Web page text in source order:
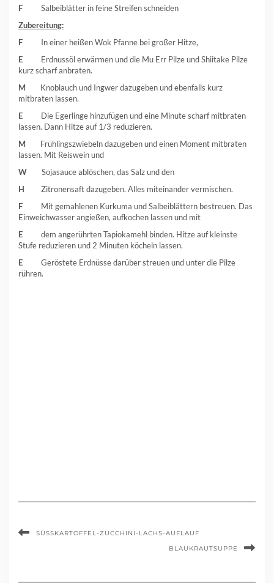
F Salbeiblätter in feine Streifen schneiden
Zubereitung:
F In einer heißen Wok Pfanne bei großer Hitze,
E Erdnussöl erwärmen und die Mu Err Pilze und Shiitake Pilze
kurz scharf anbraten.
M
Knoblauch und Ingwer dazugeben und ebenfalls kurz
mitbraten lassen.
E Die Egerlinge hinzufügen und eine Minute scharf mitbraten
lassen. Dann Hitze auf 1/3 reduzieren.
M
Frühlingszwiebeln dazugeben und einen Moment mitbraten
lassen. Mit Reiswein und
W Sojasauce ablöschen, das Salz und den
H Zitronensaft dazugeben. Alles miteinander vermischen.
F Mit gemahlenen Kurkuma und Salbeiblättern bestreuen. Das
Einweichwasser angießen, aufkochen lassen und mit
E dem angerührten Tapiokamehl binden. Hitze auf kleinste
Stufe reduzieren und 2 Minuten köcheln lassen.
E Geröstete Erdnüsse darüber streuen und unter die Pilze
rühren.
SÜSSKARTOFFEL-ZUCCHINI-LACHS-AUFLAUF
BLAUKRAUTSUPPE